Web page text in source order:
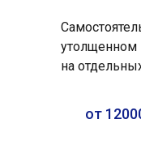
утолщенном
на
от